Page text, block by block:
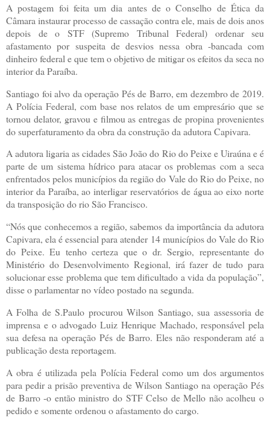
A postagem foi feita um dia antes de o Conselho de Ética da
Câmara instaurar processo de cassação contra ele, mais de dois anos
depois de o STF (Supremo Tribunal Federal) ordenar seu
afastamento por suspeita de desvios nessa obra -bancada com
dinheiro federal e que tem o objetivo de mitigar os efeitos da seca no
interior da Paraíba.
Santiago foi alvo da operação Pés de Barro, em dezembro de 2019.
A Polícia Federal, com base nos relatos de um empresário que se
tornou delator, gravou e filmou as entregas de propina provenientes
do superfaturamento da obra da construção da adutora Capivara.
A adutora ligaria as cidades São João do Rio do Peixe e Uiraúna e é
parte de um sistema hídrico para atacar os problemas com a seca
enfrentados pelos municípios da região do Vale do Rio do Peixe, no
interior da Paraíba, ao interligar reservatórios de água ao eixo norte
da transposição do rio São Francisco.
“Nós que conhecemos a região, sabemos da importância da adutora
Capivara, ela é essencial para atender 14 municípios do Vale do Rio
do Peixe. Eu tenho certeza que o dr. Sergio, representante do
Ministério do Desenvolvimento Regional, irá fazer de tudo para
solucionar esse problema que tem dificultado a vida da população”,
disse o parlamentar no vídeo postado na segunda.
A Folha de S.Paulo procurou Wilson Santiago, sua assessoria de
imprensa e o advogado Luiz Henrique Machado, responsável pela
sua defesa na operação Pés de Barro. Eles não responderam até a
publicação desta reportagem.
A obra é utilizada pela Polícia Federal como um dos argumentos
para pedir a prisão preventiva de Wilson Santiago na operação Pés
de Barro -o então ministro do STF Celso de Mello não acolheu o
pedido e somente ordenou o afastamento do cargo.